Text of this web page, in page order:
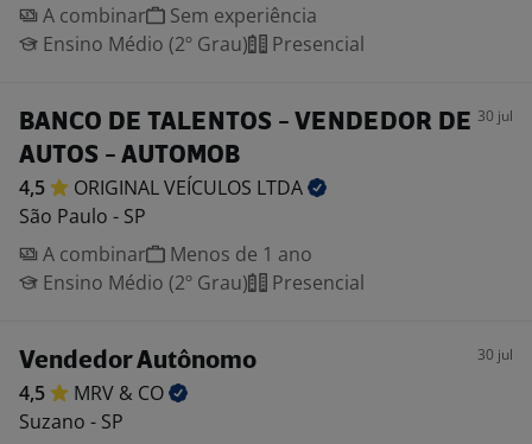
A combinar
Sem experiência
Ensino Médio (2º Grau)
Presencial
BANCO DE TALENTOS - VENDEDOR DE
AUTOS - AUTOMOB
30 jul
4,5 ORIGINAL VEÍCULOS LTDA
São Paulo - SP
A combinar
Menos de 1 ano
Ensino Médio (2º Grau)
Presencial
Vendedor Autônomo 30 jul
4,5 MRV & CO
Suzano - SP